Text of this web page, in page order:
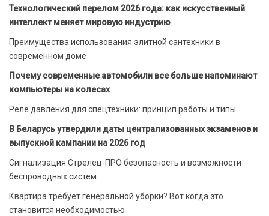
Технологический перелом 2026 года: как искусственный
интеллект меняет мировую индустрию
Преимущества использования элитной сантехники в
современном доме
Почему современные автомобили все больше напоминают
компьютеры на колесах
Реле давления для спецтехники: принцип работы и типы
В Беларусь утвердили даты централизованных экзаменов и
выпускной кампании на 2026 год
Сигнализация Стрелец-ПРО безопасность и возможности
беспроводных систем
Квартира требует генеральной уборки? Вот когда это
становится необходимостью